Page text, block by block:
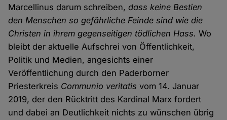
Marcellinus darum schreiben,dass keine Bestien
den Menschen so gefährliche Feinde sind wie die
Christen in ihrem gegenseitigen tödlichen Hass. Wo
bleibt der aktuelle Aufschrei von Öffentlichkeit,
Politik und Medien, angesichts einer
Veröffentlichung durch den Paderborner
Priesterkreis Communio veritatis vom 14. Januar
2019, der den Rücktritt des Kardinal Marx fordert
und dabei an Deutlichkeit nichts zu wünschen übrig